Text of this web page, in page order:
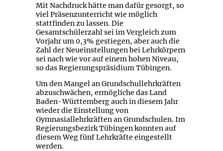
Mit Nachdruck hätte man dafür gesorgt, so
viel Präsenzunterricht wie möglich
stattfinden zu lassen. Die
Gesamtschülerzahl sei im Vergleich zum
Vorjahr um 0,3% gestiegen, aber auch die
Zahl der Neueinstellungen bei Lehrkörpern
sei nach wie vor auf einem hohen Niveau,
so das Regierungspräsidium Tübingen.
Um den Mangel an Grundschullehrkräften
abzuschwächen, ermögliche das Land
Baden-Württemberg auch in diesem Jahr
wieder die Einstellung von
Gymnasiallehrkräften an Grundschulen. Im
Regierungsbezirk Tübingen konnten auf
diesem Weg fünf Lehrkräfte eingestellt
werden.